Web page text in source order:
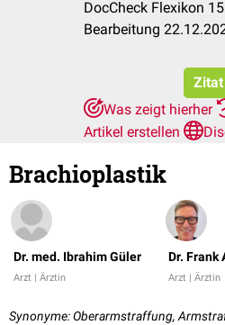
DocCheck Flexikon
Bearbeitung
Was zeigt hierher
Artikel erstellen
Brachioplastik
Dr. med. Ibrahim Güler
Arzt | Ärztin
Dr. Frank
Arzt | Ärztin
Synonyme: Oberarmstraffung,